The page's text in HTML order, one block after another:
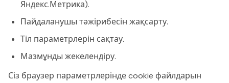
Яндекс.Метрика).
Пайдаланушы тәжірибесін жақсарту.
Тіл параметрлерін сақтау.
Мазмұнды жекелендіру.
Сіз браузер параметрлерінде cookie файлдарын